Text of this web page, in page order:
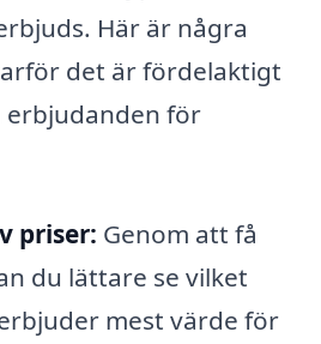
Här är några
det är fördelaktigt
erbjudanden för
priser: Genom att få
du lättare se vilket
mest värde för